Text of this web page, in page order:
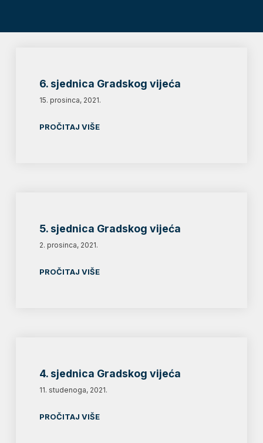
6. sjednica Gradskog vijeća
15. prosinca, 2021.
PROČITAJ VIŠE
5. sjednica Gradskog vijeća
2. prosinca, 2021.
PROČITAJ VIŠE
4. sjednica Gradskog vijeća
11. studenoga, 2021.
PROČITAJ VIŠE